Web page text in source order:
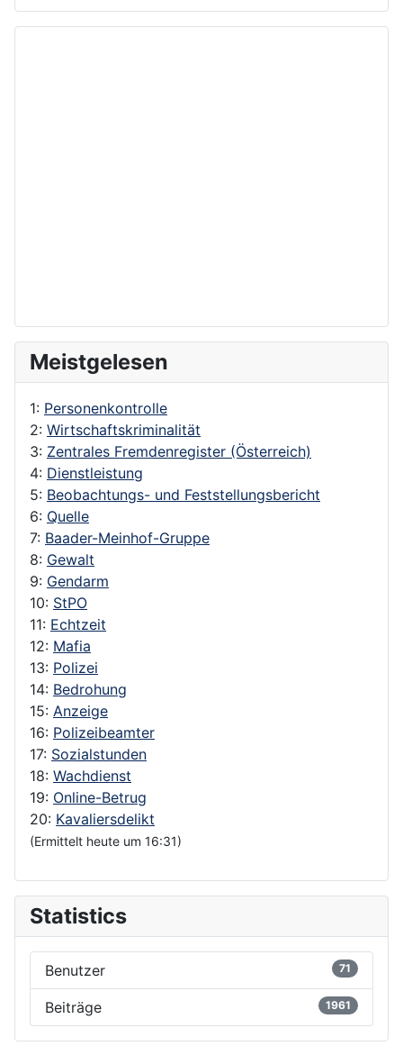
Meistgelesen
1: Personenkontrolle
2: Wirtschaftskriminalität
3: Zentrales Fremdenregister (Österreich)
4: Dienstleistung
5: Beobachtungs- und Feststellungsbericht
6: Quelle
7: Baader-Meinhof-Gruppe
8: Gewalt
9: Gendarm
10: StPO
11: Echtzeit
12: Mafia
13: Polizei
14: Bedrohung
15: Anzeige
16: Polizeibeamter
17: Sozialstunden
18: Wachdienst
19: Online-Betrug
20: Kavaliersdelikt
(Ermittelt heute um 16:31)
Statistics
Benutzer 71
Beiträge 1961